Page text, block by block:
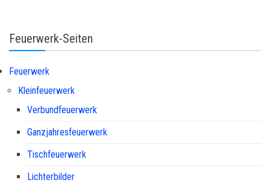
Feuerwerk-Seiten
Feuerwerk
Kleinfeuerwerk
Verbundfeuerwerk
Ganzjahresfeuerwerk
Tischfeuerwerk
Lichterbilder